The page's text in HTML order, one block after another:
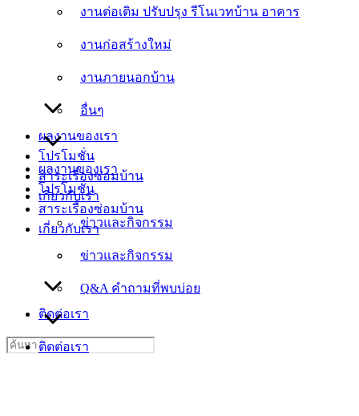
งานต่อเติม ปรับปรุง รีโนเวทบ้าน อาคาร
งานก่อสร้างใหม่
งานภายนอกบ้าน
อื่นๆ
ผลงานของเรา
โปรโมชั่น
สาระเรื่องซ่อมบ้าน
เกี่ยวกับเรา
ข่าวและกิจกรรม
Q&A คำถามที่พบบ่อย
ติดต่อเรา
งานก่อสร้างใหม่
งานภายนอกบ้าน
อื่นๆ
ผลงานของเรา
โปรโมชั่น
สาระเรื่องซ่อมบ้าน
เกี่ยวกับเรา
ข่าวและกิจกรรม
Q&A คำถามที่พบบ่อย
ติดต่อเรา
Search
for: